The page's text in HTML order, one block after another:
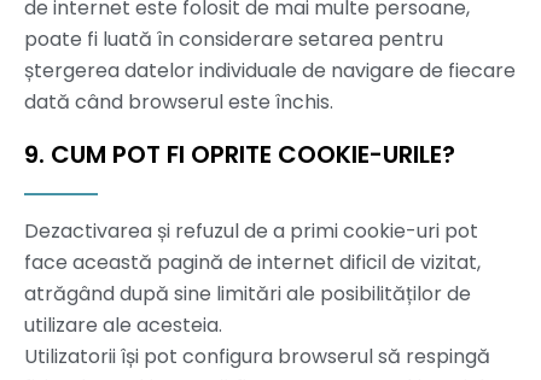
de internet este folosit de mai multe persoane,
poate fi luată în considerare setarea pentru
ștergerea datelor individuale de navigare de fiecare
dată când browserul este închis.
9. CUM POT FI OPRITE COOKIE-URILE?
Dezactivarea și refuzul de a primi cookie-uri pot
face această pagină de internet dificil de vizitat,
atrăgând după sine limitări ale posibilităților de
utilizare ale acesteia.
Utilizatorii își pot configura browserul să respingă